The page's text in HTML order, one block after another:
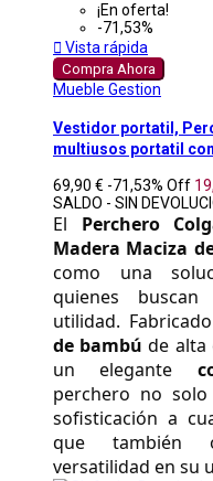
¡En oferta!
-71,53%
 Vista rápida
Compra Ahora
Mueble Gestion
Vestidor portatil,
multiusos portatil
69,90 € -71,53% Off
SALDO - SIN
El Perchero
Madera Maciza
como una
quienes
utilidad.
de bambú de alta
un elegante
perchero no
sofisticación a
que también
versatilidad en su